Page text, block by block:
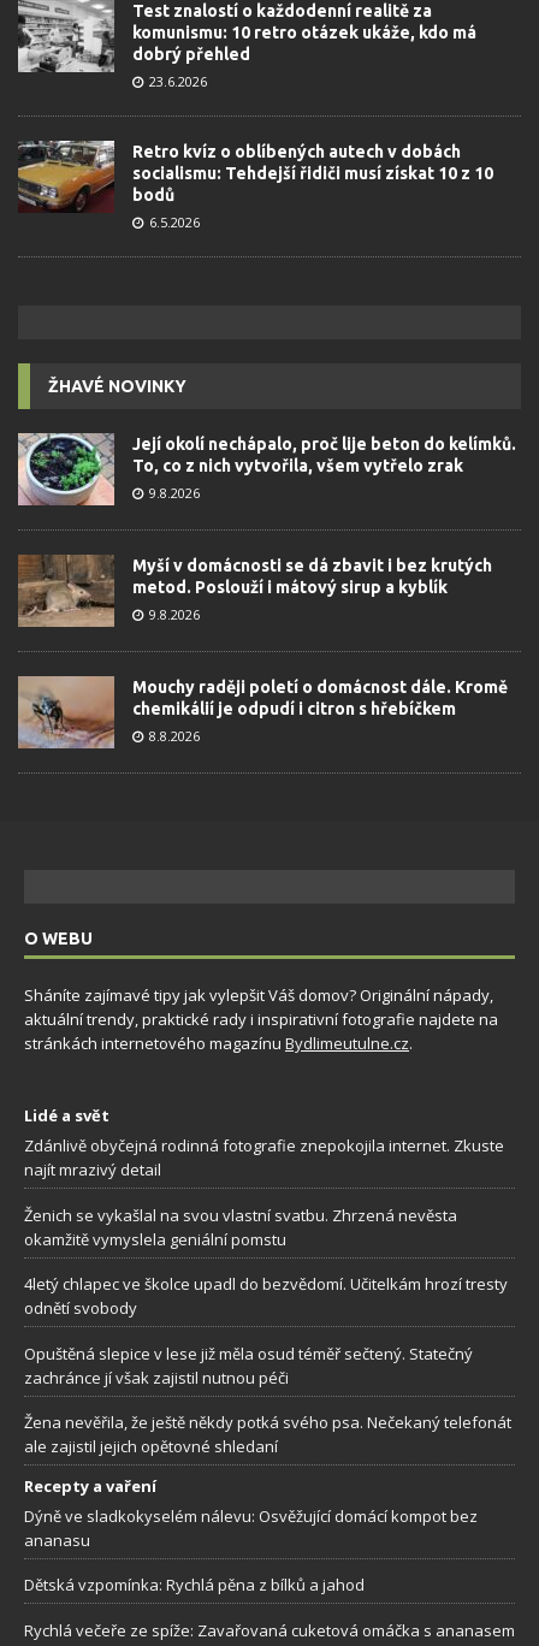
Test znalostí o každodenní realitě za
komunismu: 10 retro otázek ukáže, kdo má
dobrý přehled
23.6.2026
Retro kvíz o oblíbených autech v dobách
socialismu: Tehdejší řidiči musí získat 10 z 10
bodů
6.5.2026
ŽHAVÉ NOVINKY
Její okolí nechápalo, proč lije beton do kelímků.
To, co z nich vytvořila, všem vytřelo zrak
9.8.2026
Myší v domácnosti se dá zbavit i bez krutých
metod. Poslouží i mátový sirup a kyblík
9.8.2026
Mouchy raději poletí o domácnost dále. Kromě
chemikálií je odpudí i citron s hřebíčkem
8.8.2026
O WEBU
Sháníte zajímavé tipy jak vylepšit Váš domov? Originální nápady,
aktuální trendy, praktické rady i inspirativní fotografie najdete na
stránkách internetového magazínu Bydlimeutulne.cz.
Lidé a svět
Zdánlivě obyčejná rodinná fotografie znepokojila internet. Zkuste
najít mrazivý detail
Ženich se vykašlal na svou vlastní svatbu. Zhrzená nevěsta
okamžitě vymyslela geniální pomstu
4letý chlapec ve školce upadl do bezvědomí. Učitelkám hrozí tresty
odnětí svobody
Opuštěná slepice v lese již měla osud téměř sečtený. Statečný
zachránce jí však zajistil nutnou péči
Žena nevěřila, že ještě někdy potká svého psa. Nečekaný telefonát
ale zajistil jejich opětovné shledaní
Recepty a vaření
Dýně ve sladkokyselém nálevu: Osvěžující domácí kompot bez
ananasu
Dětská vzpomínka: Rychlá pěna z bílků a jahod
Rychlá večeře ze spíže: Zavařovaná cuketová omáčka s ananasem